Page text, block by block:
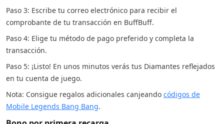
Paso 3: Escribe tu correo electrónico para recibir el
comprobante de tu transacción en BuffBuff.
Paso 4: Elige tu método de pago preferido y completa la
transacción.
Paso 5: ¡Listo! En unos minutos verás tus Diamantes reflejados
en tu cuenta de juego.
Nota: Consigue regalos adicionales canjeando códigos de
Mobile Legends Bang Bang.